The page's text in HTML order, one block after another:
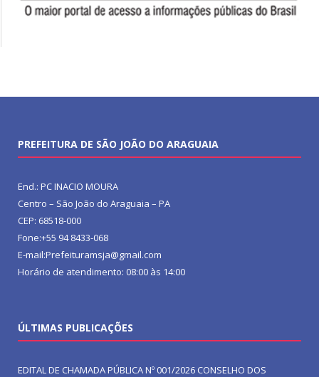
PREFEITURA DE SÃO JOÃO DO ARAGUAIA
End.: PC INACIO MOURA
Centro – São João do Araguaia – PA
CEP: 68518-000
Fone:+55 94 8433-068
E-mail:Prefeituramsja@gmail.com
Horário de atendimento: 08:00 às 14:00
ÚLTIMAS PUBLICAÇÕES
EDITAL DE CHAMADA PÚBLICA Nº 001/2026 CONSELHO DOS